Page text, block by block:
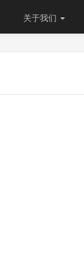
关于我们